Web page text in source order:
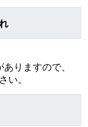
りますので、
。